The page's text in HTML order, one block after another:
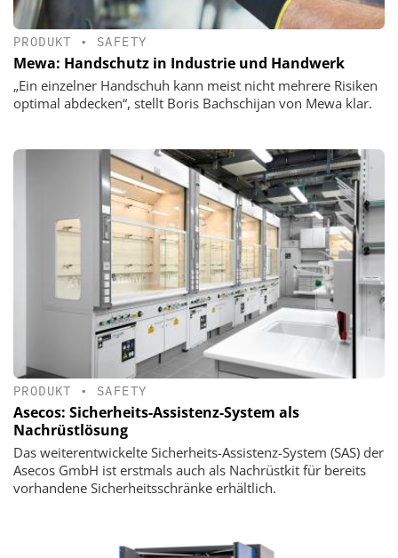
PRODUKT • SAFETY
Mewa: Handschutz in Industrie und Handwerk
„Ein einzelner Handschuh kann meist nicht mehrere Risiken
optimal abdecken“, stellt Boris Bachschijan von Mewa klar.
PRODUKT • SAFETY
Asecos: Sicherheits-Assistenz-System als
Nachrüstlösung
Das weiterentwickelte Sicherheits-Assistenz-System (SAS) der
Asecos GmbH ist erstmals auch als Nachrüstkit für bereits
vorhandene Sicherheitsschränke erhältlich.